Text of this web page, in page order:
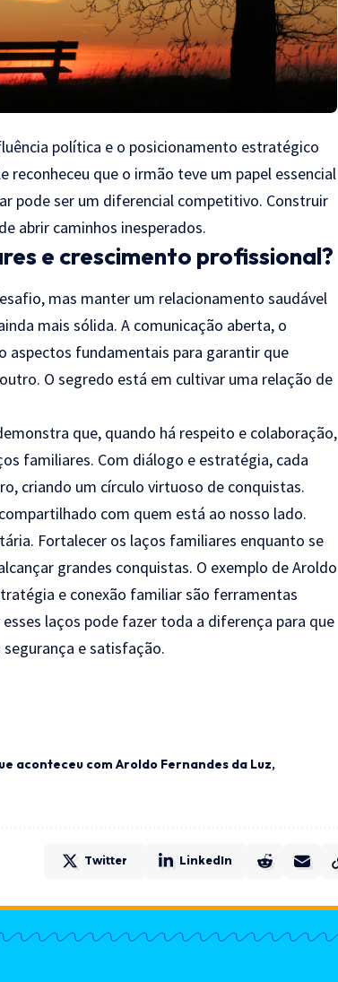
política e o posicionamento estratégico
que o irmão teve um papel essencial
pode ser um diferencial competitivo. Construir
abrir caminhos inesperados.
e crescimento profissional?
mas manter um relacionamento saudável
mais sólida. A comunicação aberta, o
aspectos fundamentais para garantir que
O segredo está em cultivar uma relação de
que, quando há respeito e colaboração,
familiares. Com diálogo e estratégia, cada
criando um círculo virtuoso de conquistas.
com quem está ao nosso lado.
Fortalecer os laços familiares enquanto se
grandes conquistas. O exemplo de Aroldo
e conexão familiar são ferramentas
laços pode fazer toda a diferença para que
e satisfação.
aconteceu com Aroldo Fernandes da Luz
Twitter LinkedIn